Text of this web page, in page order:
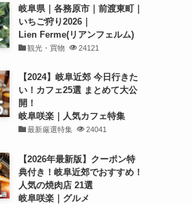
岐阜県｜各務原市｜前渡東町｜
いちご狩り2026｜
Lien Ferme(リアンフェルム)
観光・買物 24121
【2024】岐阜近郊 今日行きた
い！カフェ25選 まとめて大公
開！
岐阜咲楽｜人気カフェ特集
最新厳選特集 24041
【2026年最新版】クーポン特
典付き！岐阜近郊でおすすめ！
人気の焼肉店 21選
岐阜咲楽｜グルメ